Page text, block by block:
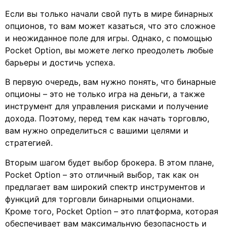
Если вы только начали свой путь в мире бинарных
опционов, то вам может казаться, что это сложное
и неожиданное поле для игры. Однако, с помощью
Pocket Option, вы можете легко преодолеть любые
барьеры и достичь успеха.
В первую очередь, вам нужно понять, что бинарные
опционы – это не только игра на деньги, а также
инструмент для управления рисками и получение
дохода. Поэтому, перед тем как начать торговлю,
вам нужно определиться с вашими целями и
стратегией.
Вторым шагом будет выбор брокера. В этом плане,
Pocket Option – это отличный выбор, так как он
предлагает вам широкий спектр инструментов и
функций для торговли бинарными опционами.
Кроме того, Pocket Option – это платформа, которая
обеспечивает вам максимальную безопасность и